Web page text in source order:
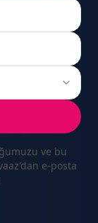
42
ve bu
e-posta